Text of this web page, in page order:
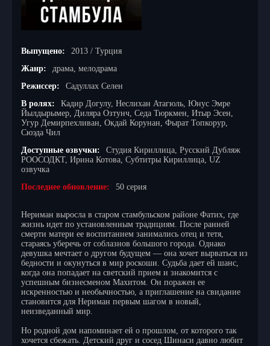
Выпущено:
2013 / Турция
Жанр:
драма, мелодрама
Режиссер:
Садуллах Селен
В ролях:
Кадир Догулу, Неслихан Атагюль, Юнус Эмре
Йылдырымер, Диляра Озтунч, Седа Тюркмен, Итыр Эсен,
Угур Демирпехливан, Окдай Корунан, Фырат Топкорур,
Сюэда Чил
Доступные озвучки:
Студия Кириллица, Русский Дубляж
РООСОДКТ, Ирина Котова, Субтитры Кириллица, UZ
озвучка
Последнее обновление:
50 серия
Нериман выросла в старом стамбульском районе Фатих, где
жизнь идет по установленным традициям. После ранней
смерти матери ее воспитанием занимались отец и тетя,
стараясь уберечь от соблазнов большого города. Однако
девушка мечтает о другом будущем — она хочет вырваться из
бедности и окунуться в мир роскоши. Судьба дает ей шанс,
когда она попадает на светский прием и знакомится с
успешным бизнесменом Махитом. Он поражен ее
искренностью и необычностью, а приглашение на свидание
становится для Нериман первым шагом в новый,
неизведанный мир.
Но родной дом напоминает ей о прошлом, от которого так
хочется сбежать. Детский друг и сосед Шинаси давно любит